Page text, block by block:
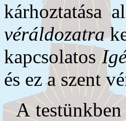
kárhoztatása
véráldozatra
kapcsolatos
és ez a szent
A